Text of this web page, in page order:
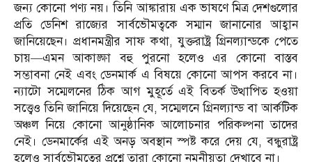
জন্য কোনো পণ্য নয়। তিনি আঙ্কারায় এক ভাষণে মিত্র দেশগুলোর
প্রতি ডেনিশ রাজ্যের সার্বভৌমত্বকে সম্মান জানানোর আহ্বান
জানিয়েছেন। প্রধানমন্ত্রীর সাফ কথা, যুক্তরাষ্ট্র গ্রিনল্যান্ডকে পেতে
চায়—এমন আকাঙ্ক্ষা বহু পুরনো হলেও এর কোনো বাস্তব
সম্ভাবনা নেই এবং ডেনমার্ক এ বিষয়ে কোনো আপস করবে না।
ন্যাটো সম্মেলনের ঠিক আগ মুহূর্তে এই বিতর্ক উত্থাপিত হওয়া
সত্ত্বেও তিনি জানিয়ে দিয়েছেন যে, সম্মেলনে গ্রিনল্যান্ড বা আর্কটিক
অঞ্চল নিয়ে কোনো আনুষ্ঠানিক আলোচনার পরিকল্পনা তাদের
নেই। ডেনমার্কের এই অনড় অবস্থান স্পষ্ট করে দেয় যে, বন্ধুরাষ্ট্র
হলেও সার্বভৌমত্বের প্রশ্নে তারা কোনো নমনীয়তা দেখাবে না।